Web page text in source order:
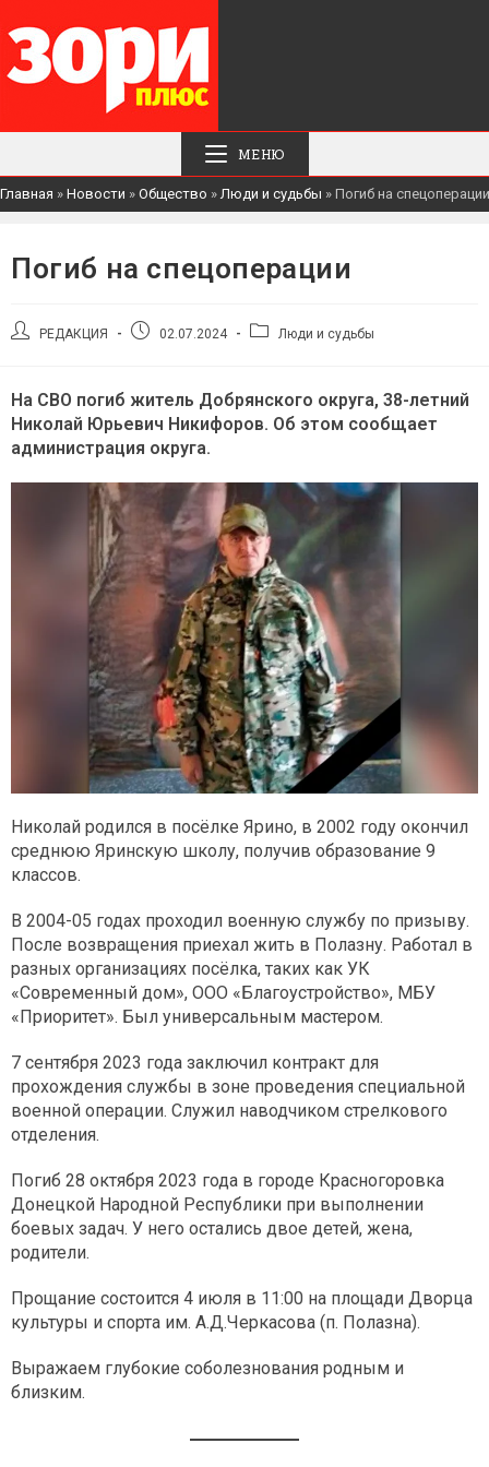
МЕНЮ
Главная » Новости » Общество »Люди и судьбы » Погиб на спецоперации
Погиб на спецоперации
АвторРЕДАКЦИЯ
Запись02.07.2024
РубрикаЛюди и судьбы
На СВО погиб житель Добрянского округа, 38-летний
Николай Юрьевич Никифоров. Об этом сообщает
администрация округа.
Николай родился в посёлке Ярино, в 2002 году окончил
среднюю Яринскую школу, получив образование 9
классов.
В 2004-05 годах проходил военную службу по призыву.
После возвращения приехал жить в Полазну. Работал в
разных организациях посёлка, таких как УК
«Современный дом», ООО «Благоустройство», МБУ
«Приоритет». Был универсальным мастером.
7 сентября 2023 года заключил контракт для
прохождения службы в зоне проведения специальной
военной операции. Служил наводчиком стрелкового
отделения.
Погиб 28 октября 2023 года в городе Красногоровка
Донецкой Народной Республики при выполнении
боевых задач. У него остались двое детей, жена,
родители.
Прощание состоится 4 июля в 11:00 на площади Дворца
культуры и спорта им. А.Д.Черкасова (п. Полазна).
Выражаем глубокие соболезнования родным и
близким.